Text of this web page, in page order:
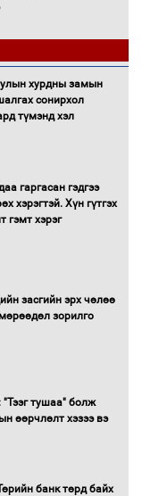
волейболын тэмцээнд
баг тамирчдад
түлшний онцгой
горимд эрүүл
хамаарахгүй
ил тод
хурдны замын
сонирхол
түмэнд хэл
гаргасан гэдгээ
хэрэгтэй. Хүн гүтгэх
гэмт хэрэг
засгийн эрх чөлөө
зорилго
тушаа" болж
өөрчлөлт хэзээ вэ
банк төрд байх